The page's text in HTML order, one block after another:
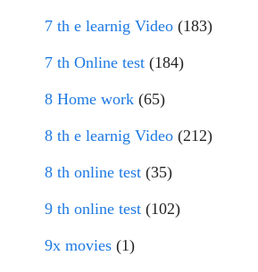
7 th e learnig Video (183)
7 th Online test (184)
8 Home work (65)
8 th e learnig Video (212)
8 th online test (35)
9 th online test (102)
9x movies (1)